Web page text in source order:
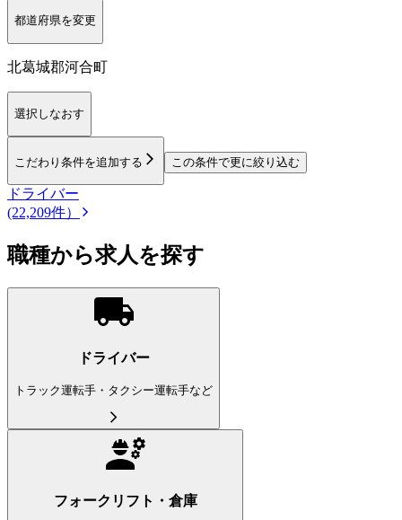
都道府県を変更
北葛城郡河合町
選択しなおす
こだわり条件を追加する この条件で更に絞り込む
ドライバー
(22,209件）
職種から求人を探す
ドライバー
トラック運転手・タクシー運転手など
フォークリフト・倉庫